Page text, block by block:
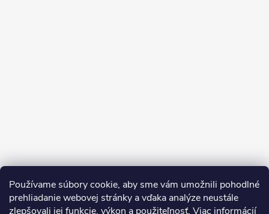
Používame súbory cookie, aby sme vám umožnili pohodlné
prehliadanie webovej stránky a vďaka analýze neustále
zlepšovali jej funkcie, výkon a použiteľnosť. Viac informácií